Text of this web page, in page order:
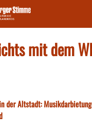
mit dem
der Altstadt: